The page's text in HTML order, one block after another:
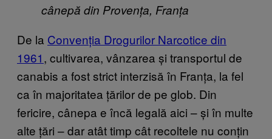
cânepă din Provența, Franța
De la Convenția Drogurilor Narcotice din
1961, cultivarea, vânzarea și transportul de
canabis a fost strict interzisă în Franța, la fel
ca în majoritatea țărilor de pe glob. Din
fericire, cânepa e încă legală aici – și în multe
alte țări – dar atât timp cât recoltele nu conțin